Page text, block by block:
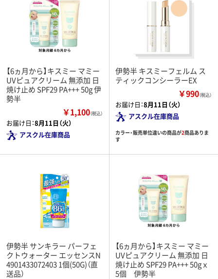
【6ヵ月から】キスミー マミー
UVピュアクリーム 無添加 日
焼け止め SPF29 PA+++ 50g 伊
勢半
￥1,100（税込）
お届け日：8月11日（火）
アスクル在庫商品
伊勢半 キスミーフェルム ス
ティックコンシーラーEX
￥990（税込）
お届け日：8月11日（火）
アスクル在庫商品
カラー・販売単位違いの商品が2商品ありま
す
伊勢半 サンキラー パーフェ
クトウォーター エッセンスN
4901433072403 1個(50G)（直
送品）
【6ヵ月から】キスミー マミー
UVピュアクリーム 無添加 日
焼け止め SPF29 PA+++ 50gｘ
5個 伊勢半